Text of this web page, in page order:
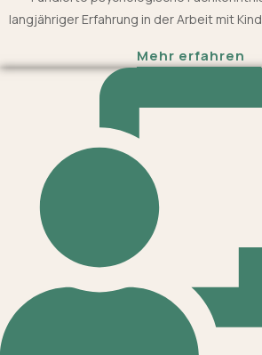
langjähriger Erfahrung in der Arbeit mit
Mehr erfahren